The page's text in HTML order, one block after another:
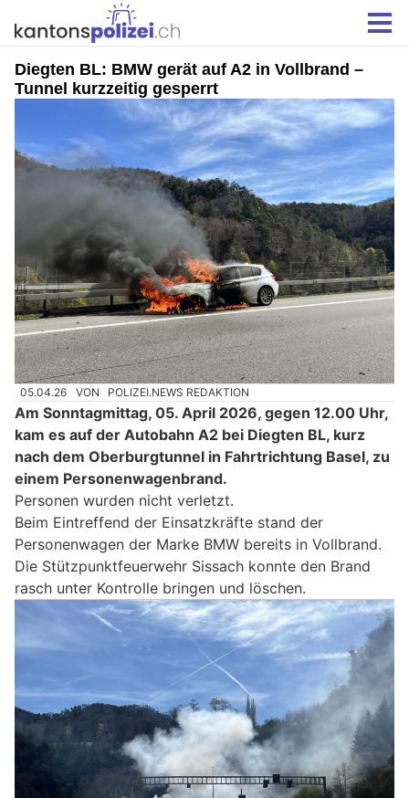
Diegten BL: BMW gerät auf A2 in Vollbrand –
Tunnel kurzzeitig gesperrt
05.04.26 VON POLIZEI.NEWS REDAKTION
Am Sonntagmittag, 05. April 2026, gegen 12.00 Uhr,
kam es auf der Autobahn A2 bei Diegten BL, kurz
nach dem Oberburgtunnel in Fahrtrichtung Basel, zu
einem Personenwagenbrand.
Personen wurden nicht verletzt.
Beim Eintreffend der Einsatzkräfte stand der
Personenwagen der Marke BMW bereits in Vollbrand.
Die Stützpunktfeuerwehr Sissach konnte den Brand
rasch unter Kontrolle bringen und löschen.